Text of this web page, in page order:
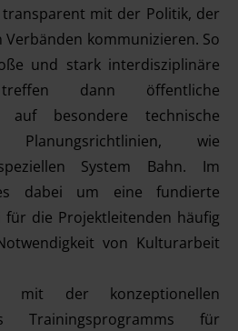
mit der Politik, der
kommunizieren. So
und stark interdisziplinäre
dann öffentliche
auf besondere technische
wie
System Bahn. Im
dabei um eine fundierte
für die Projektleitenden häufig
von Kulturarbeit
mit der konzeptionellen
Trainingsprogramms für